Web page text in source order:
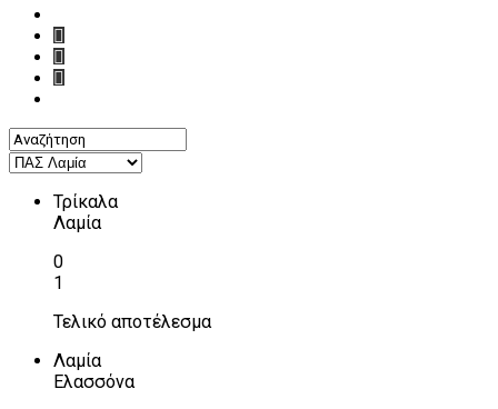
Τρίκαλα
Λαμία
0
1
Τελικό αποτέλεσμα
Λαμία
Ελασσόνα